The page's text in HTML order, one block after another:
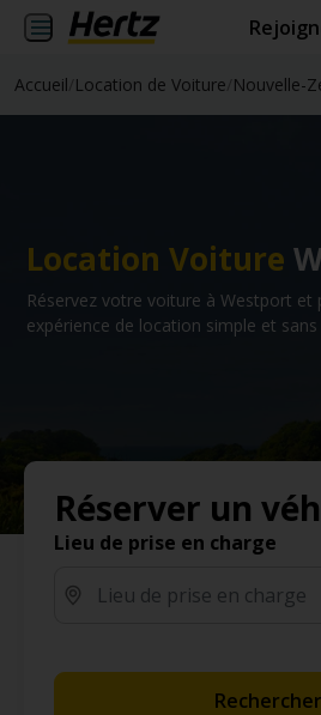
Accueil Location de Voiture Nouvelle-
Location Voiture
Réservez votre voiture à Westport et
expérience de location simple et
Réserver un
Lieu de prise en charge
Rechercher